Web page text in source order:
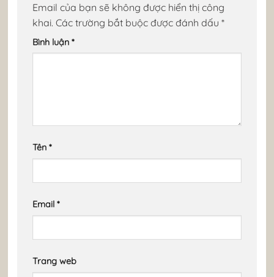
Email của bạn sẽ không được hiển thị công
khai. Các trường bắt buộc được đánh dấu*
Bình luận*
Tên*
Email*
Trang web